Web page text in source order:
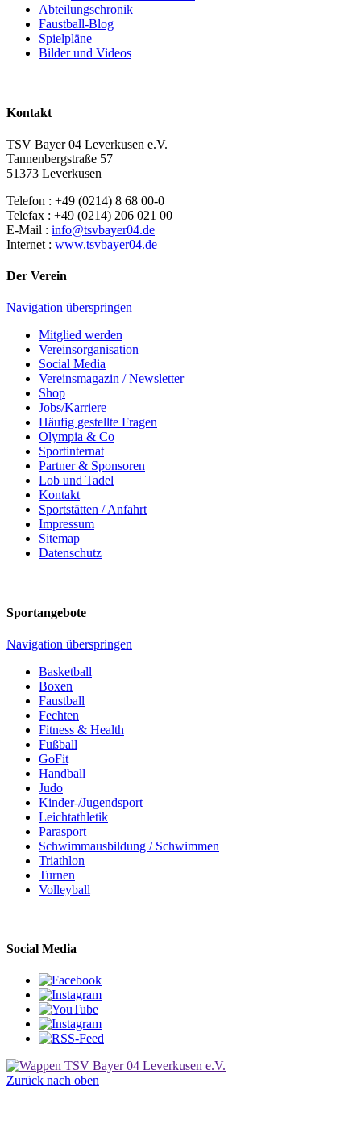
Abteilungschronik
Faustball-Blog
Spielpläne
Bilder und Videos
Kontakt
TSV Bayer 04 Leverkusen e.V.
Tannenbergstraße 57
51373 Leverkusen
Telefon : +49 (0214) 8 68 00-0
Telefax : +49 (0214) 206 021 00
E-Mail : info@tsvbayer04.de
Internet : www.tsvbayer04.de
Der Verein
Navigation überspringen
Mitglied werden
Vereinsorganisation
Social Media
Vereinsmagazin / Newsletter
Shop
Jobs/Karriere
Häufig gestellte Fragen
Olympia & Co
Sportinternat
Partner & Sponsoren
Lob und Tadel
Kontakt
Sportstätten / Anfahrt
Impressum
Sitemap
Datenschutz
Sportangebote
Navigation überspringen
Basketball
Boxen
Faustball
Fechten
Fitness & Health
Fußball
GoFit
Handball
Judo
Kinder-/Jugendsport
Leichtathletik
Parasport
Schwimmausbildung / Schwimmen
Triathlon
Turnen
Volleyball
Social Media
Zurück nach oben